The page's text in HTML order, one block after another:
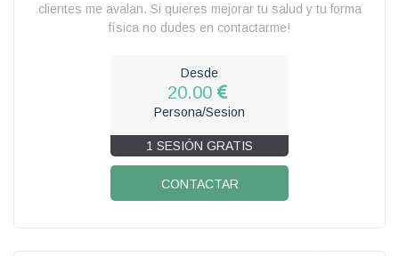
clientes me avalan. Si quieres mejorar tu salud y tu forma
física no dudes en contactarme!
Desde
20.00
Persona/Sesion
1 SESIÓN GRATIS
CONTACTAR